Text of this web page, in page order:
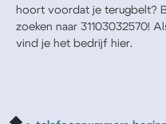
hoort voordat je terugbelt?
zoeken naar 31103032570!
vind je het bedrijf hier.